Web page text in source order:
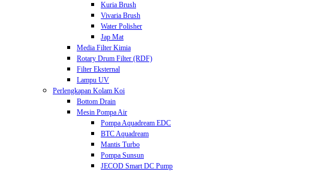
Kuria Brush
Vivaria Brush
Water Polisher
Jap Mat
Media Filter Kimia
Rotary Drum Filter (RDF)
Filter Eksternal
Lampu UV
Perlengkapan Kolam Koi
Bottom Drain
Mesin Pompa Air
Pompa Aquadream EDC
BTC Aquadream
Mantis Turbo
Pompa Sunsun
JECOD Smart DC Pump